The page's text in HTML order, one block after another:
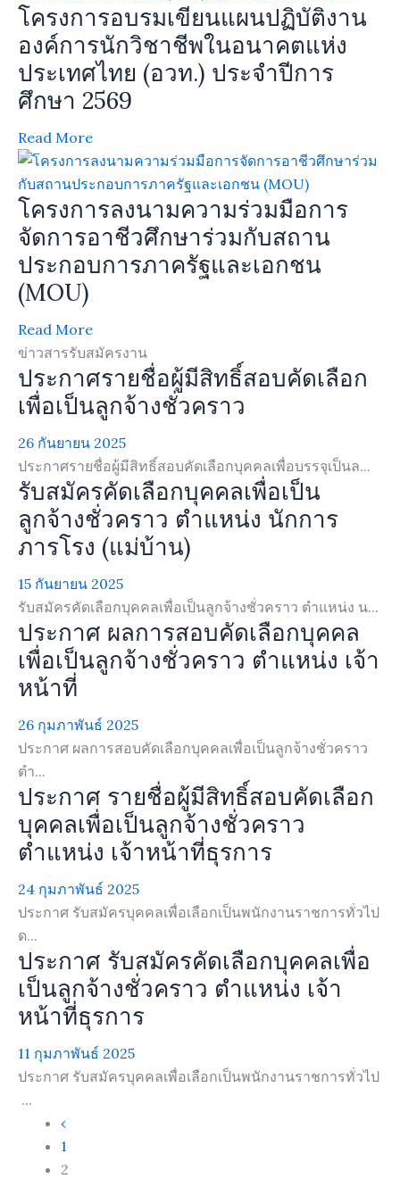
โครงการอบรมเขียนแผนปฏิบัติงาน
องค์การนักวิชาชีพในอนาคตแห่ง
ประเทศไทย (อวท.) ประจำปีการ
ศึกษา 2569
Read More
โครงการลงนามความร่วมมือการ
จัดการอาชีวศึกษาร่วมกับสถาน
ประกอบการภาครัฐและเอกชน
(MOU)
Read More
ข่าวสารรับสมัครงาน
ประกาศรายชื่อผู้มีสิทธิ์สอบคัดเลือก
เพื่อเป็นลูกจ้างชั่วคราว
26 กันยายน 2025
ประกาศรายชื่อผู้มีสิทธิ์สอบคัดเลือกบุคคลเพื่อบรรจุเป็นล...
รับสมัครคัดเลือกบุคคลเพื่อเป็น
ลูกจ้างชั่วคราว ตำแหน่ง นักการ
ภารโรง (แม่บ้าน)
15 กันยายน 2025
รับสมัครคัดเลือกบุคคลเพื่อเป็นลูกจ้างชั่วคราว ตำแหน่ง น...
ประกาศ ผลการสอบคัดเลือกบุคคล
เพื่อเป็นลูกจ้างชั่วคราว ตำแหน่ง เจ้า
หน้าที่
26 กุมภาพันธ์ 2025
ประกาศ ผลการสอบคัดเลือกบุคคลเพื่อเป็นลูกจ้างชั่วคราว
ตำ...
ประกาศ รายชื่อผู้มีสิทธิ์สอบคัดเลือก
บุคคลเพื่อเป็นลูกจ้างชั่วคราว
ตำแหน่ง เจ้าหน้าที่ธุรการ
24 กุมภาพันธ์ 2025
ประกาศ รับสมัครบุคคลเพื่อเลือกเป็นพนักงานราชการทั่วไป
ด...
ประกาศ รับสมัครคัดเลือกบุคคลเพื่อ
เป็นลูกจ้างชั่วคราว ตำแหน่ง เจ้า
หน้าที่ธุรการ
11 กุมภาพันธ์ 2025
ประกาศ รับสมัครบุคคลเพื่อเลือกเป็นพนักงานราชการทั่วไป
...
‹
1
2